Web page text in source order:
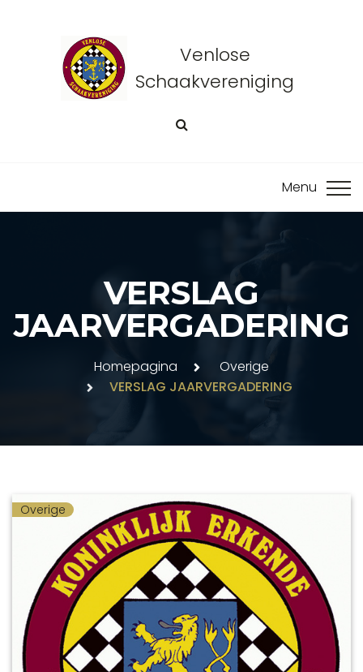
Venlose
Schaakvereniging
VERSLAG
JAARVERGADERING
Homepagina
Overige
VERSLAG JAARVERGADERING
Overige